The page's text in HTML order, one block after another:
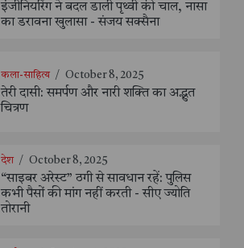
इंजीनियरिंग ने बदल डाली पृथ्वी की चाल, नासा
का डरावना खुलासा - संजय सक्सैना
कला-साहित्य / October 8, 2025
तेरी दासी: समर्पण और नारी शक्ति का अद्भुत
चित्रण
देश / October 8, 2025
“साइबर अरेस्ट” ठगी से सावधान रहें: पुलिस
कभी पैसों की मांग नहीं करती - सीए ज्योति
तोरानी